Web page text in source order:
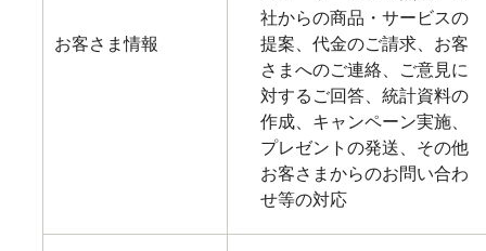
お客さま情報
社からの商品・サービスの
提案、代金のご請求、お客
さまへのご連絡、ご意見に
対するご回答、統計資料の
作成、キャンペーン実施、
プレゼントの発送、その他
お客さまからのお問い合わ
せ等の対応